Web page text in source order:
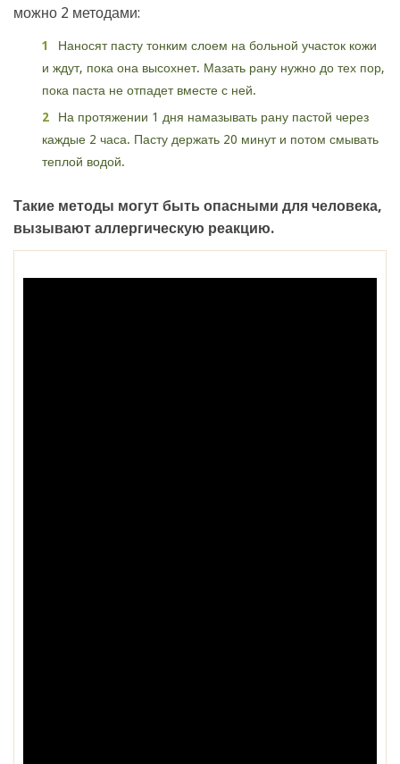
можно 2 методами:
Наносят пасту тонким слоем на больной участок кожи
и ждут, пока она высохнет. Мазать рану нужно до тех пор,
пока паста не отпадет вместе с ней.
На протяжении 1 дня намазывать рану пастой через
каждые 2 часа. Пасту держать 20 минут и потом смывать
теплой водой.
Такие методы могут быть опасными для человека,
вызывают аллергическую реакцию.